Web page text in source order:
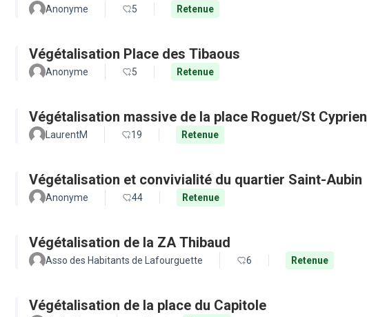
Anonyme 5 Retenue
Végétalisation Place des Tibaous
Anonyme 5 Retenue
Végétalisation massive de la place Roguet/St Cyprien
LaurentM 19 Retenue
Végétalisation et convivialité du quartier Saint-Aubin
Anonyme 44 Retenue
Végétalisation de la ZA Thibaud
Asso des Habitants de Lafourguette 6 Retenue
Végétalisation de la place du Capitole